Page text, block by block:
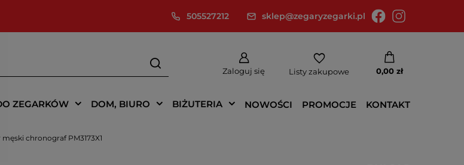
505527212 sklep@zegaryzegarki.pl
Zaloguj się Listy zakupowe 0,00 zł
ZEGARKÓW DOM, BIURO BIŻUTERIA NOWOŚCI PROMOCJE KONTAKT
chronograf PM3173X1